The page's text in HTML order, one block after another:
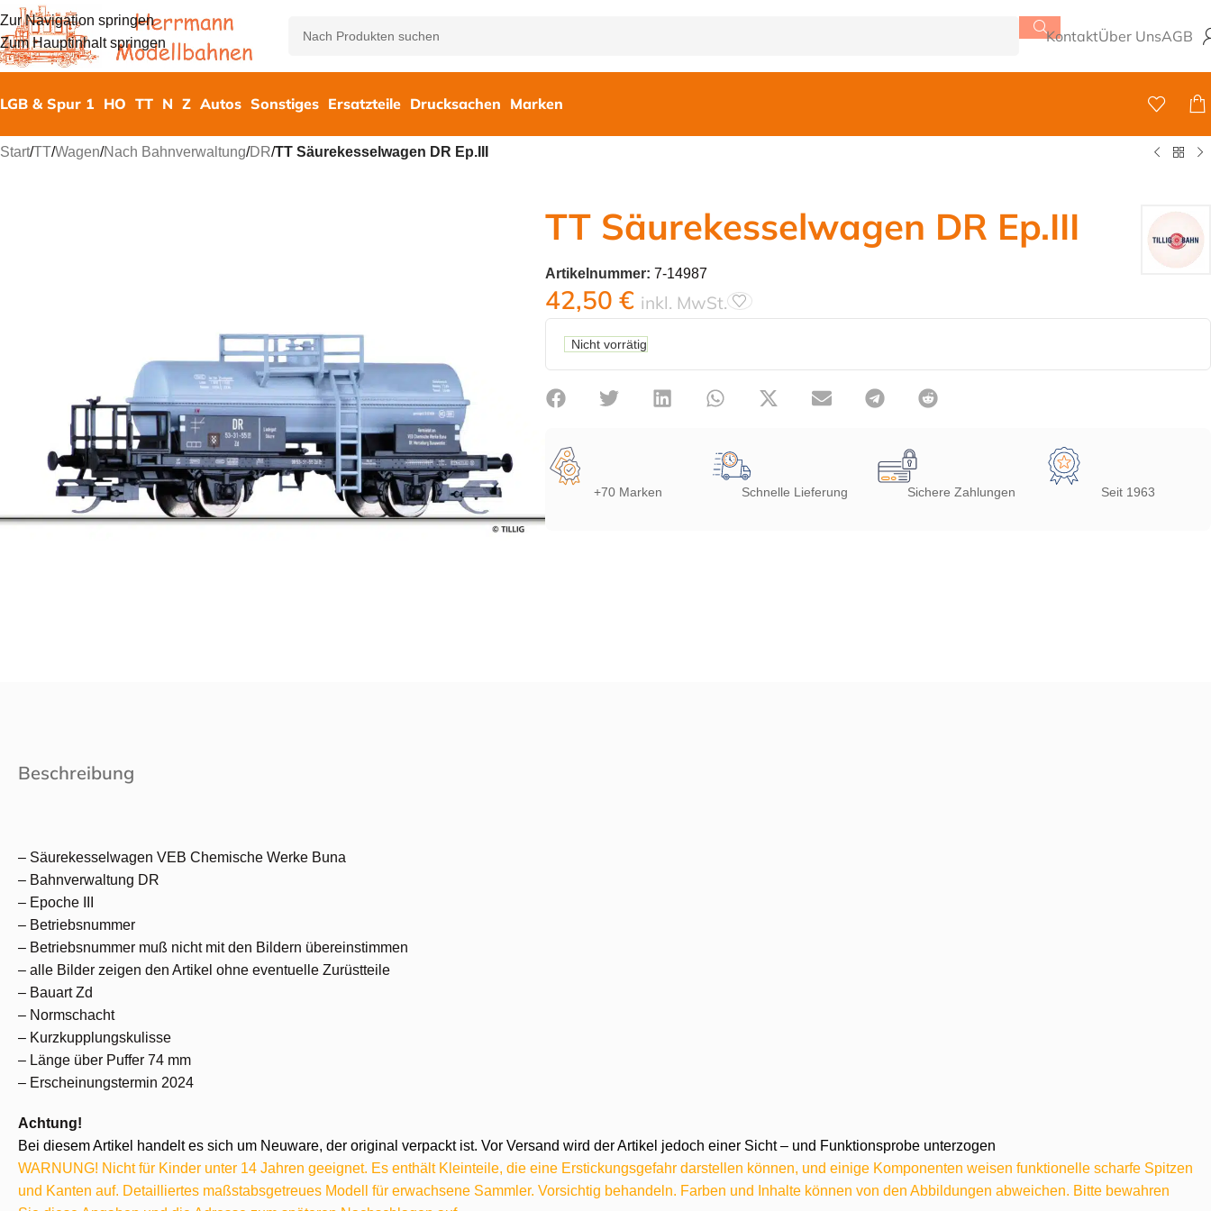
Zur Navigation springen
Zum Hauptinhalt springen
KontaktÜber UnsAGB
LGB & Spur 1 HO TT N Z Autos Sonstiges Ersatzteile Drucksachen Marken
Start/TT/Wagen/Nach Bahnverwaltung/DR/TT Säurekesselwagen DR Ep.III
TT Säurekesselwagen DR Ep.III
Artikelnummer: 7-14987
42,50 € inkl. MwSt.
Nicht vorrätig
+70 Marken Schnelle Lieferung Sichere Zahlungen Seit 1963
Beschreibung
– Säurekesselwagen VEB Chemische Werke Buna
– Bahnverwaltung DR
– Epoche III
– Betriebsnummer
– Betriebsnummer muß nicht mit den Bildern übereinstimmen
– alle Bilder zeigen den Artikel ohne eventuelle Zurüstteile
– Bauart Zd
– Normschacht
– Kurzkupplungskulisse
– Länge über Puffer 74 mm
– Erscheinungstermin 2024
Achtung!
Bei diesem Artikel handelt es sich um Neuware, der original verpackt ist. Vor Versand wird der Artikel jedoch einer Sicht – und Funktionsprobe unterzogen
WARNUNG! Nicht für Kinder unter 14 Jahren geeignet. Es enthält Kleinteile, die eine Erstickungsgefahr darstellen können, und einige Komponenten weisen funktionelle scharfe Spitzen
und Kanten auf. Detailliertes maßstabsgetreues Modell für erwachsene Sammler. Vorsichtig behandeln. Farben und Inhalte können von den Abbildungen abweichen. Bitte bewahren